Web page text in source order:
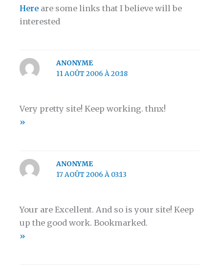
Here are some links that I believe will be
interested
ANONYME
11 AOÛT 2006 À 20:18
Very pretty site! Keep working. thnx!
»
ANONYME
17 AOÛT 2006 À 03:13
Your are Excellent. And so is your site! Keep
up the good work. Bookmarked.
»